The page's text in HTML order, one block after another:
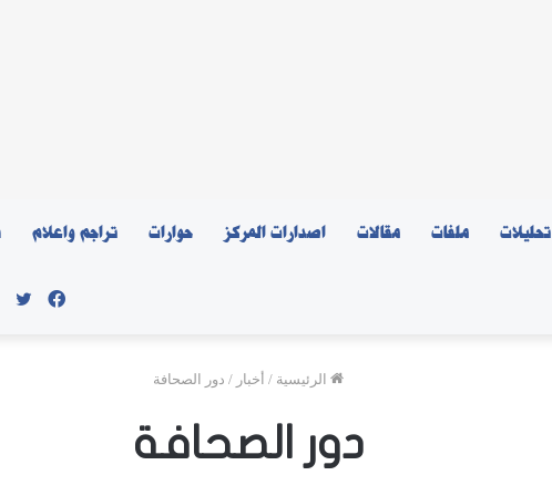
تحليلات ملفات مقالات اصدارات المركز حوارات تراجم واعلام
الرئيسية / أخبار / دور الصحافة
دور الصحافة